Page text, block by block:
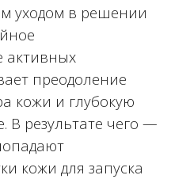
уходом в решении
активных
преодоление
кожи и глубокую
В результате чего —
кожи для запуска